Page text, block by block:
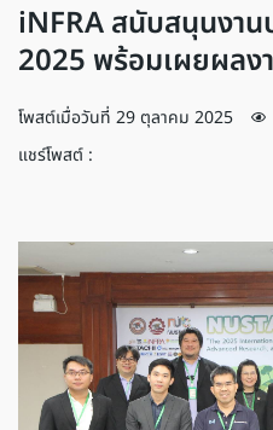
iNFRA สนับสนุนงาน
2025 พร้อมเผยผลง
โพสต์เมื่อวันที่ 29 ตุลาคม 2025
แชร์โพสต์ :